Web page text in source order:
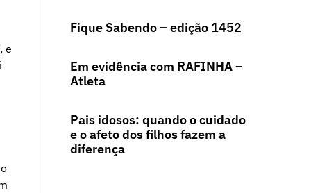
e
Fique Sabendo – edição 1452
Em evidência com RAFINHA –
Atleta
Pais idosos: quando o cuidado
e o afeto dos filhos fazem a
diferença